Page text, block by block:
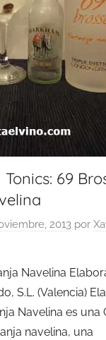
69
2013 por
Navelina
S.L. (Valencia)
Navelina es una
navelina, una